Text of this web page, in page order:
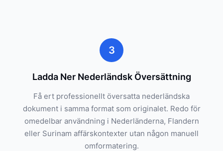
3
Ladda Ner Nederländsk Översättning
Få ert professionellt översatta nederländska
dokument i samma format som originalet. Redo för
omedelbar användning i Nederländerna, Flandern
eller Surinam affärskontexter utan någon manuell
omformatering.